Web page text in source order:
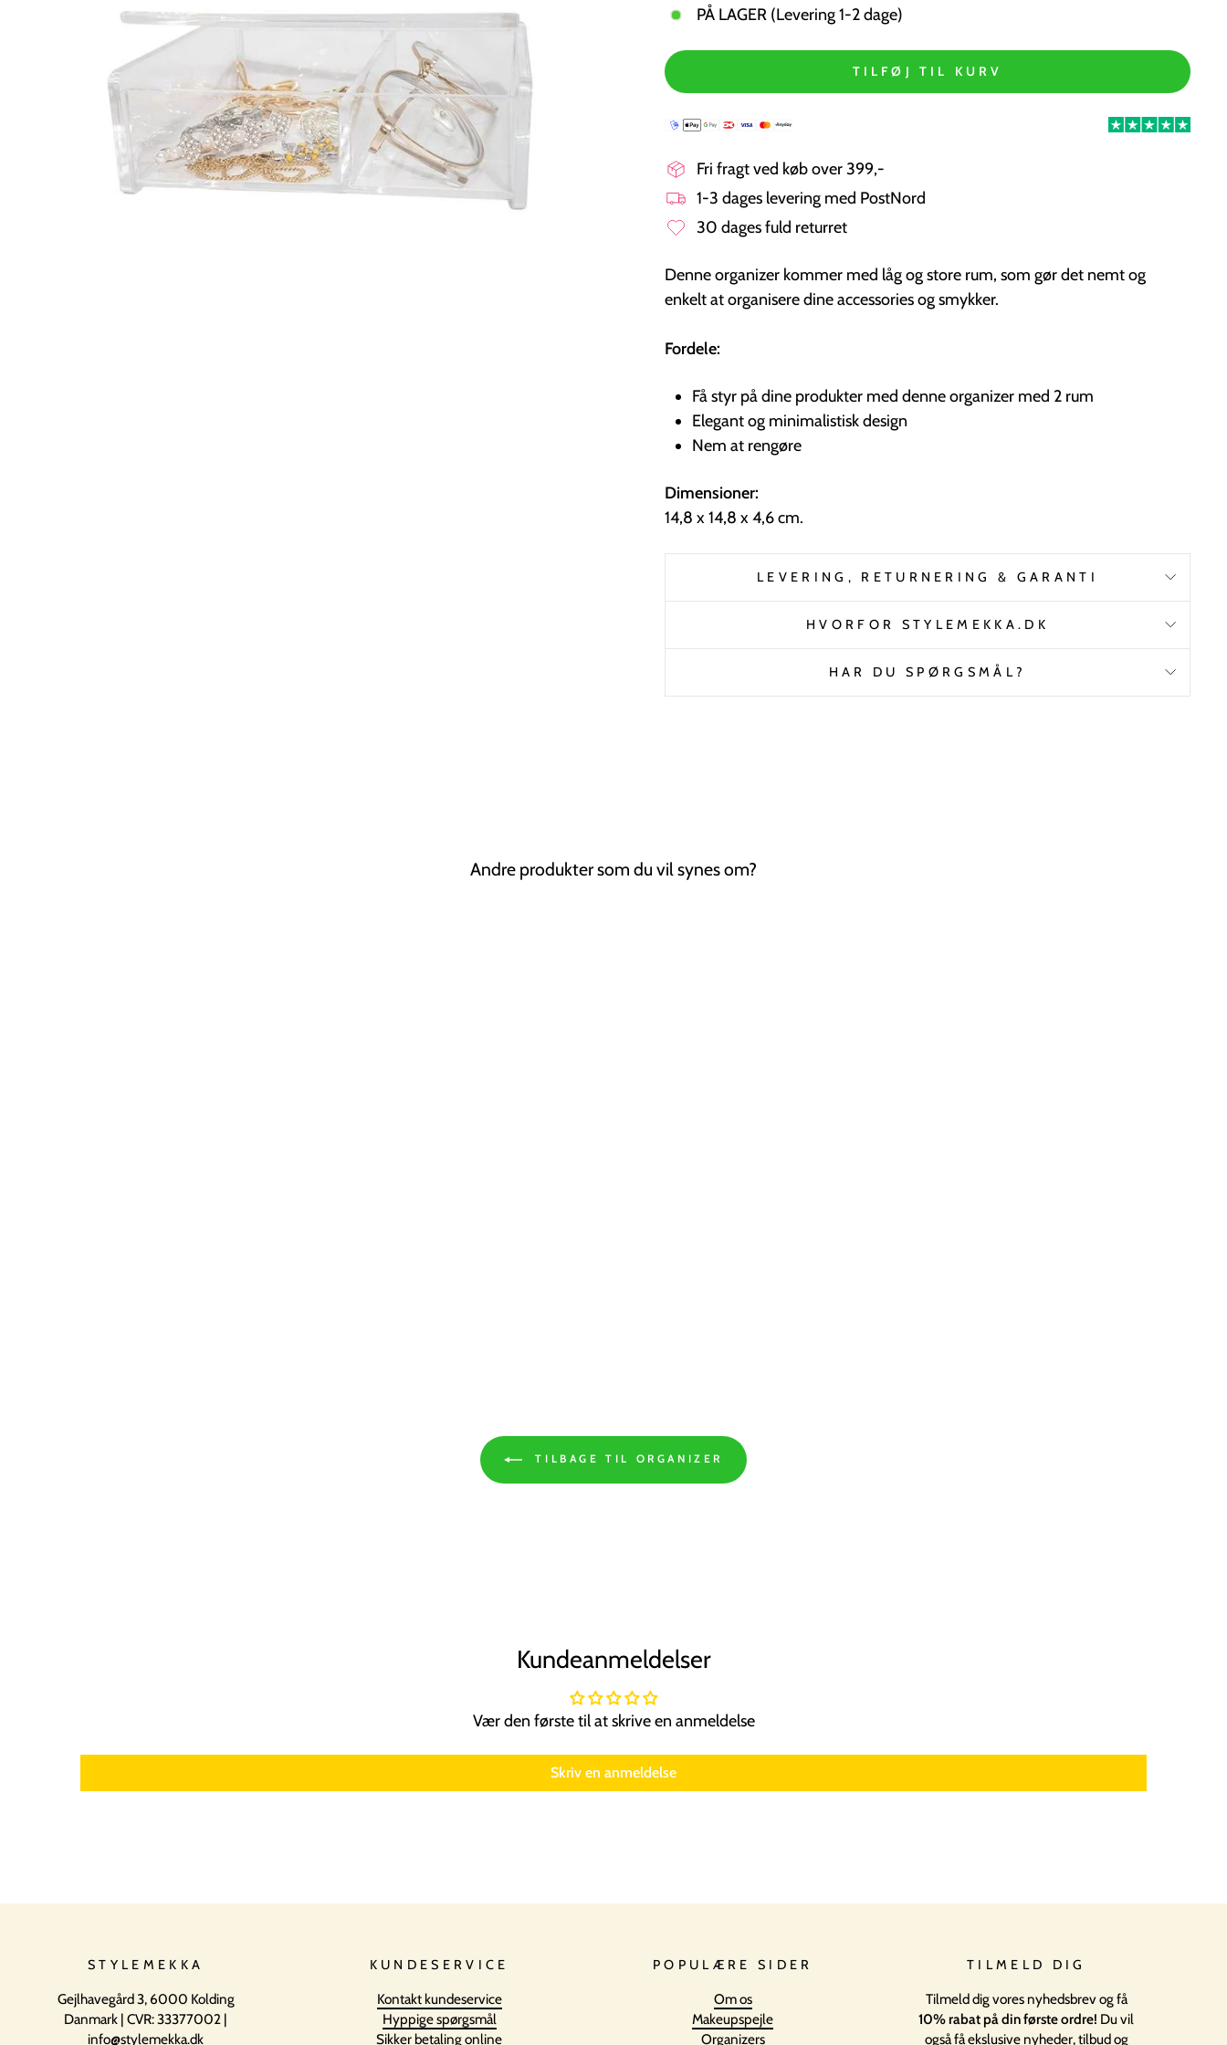
PÅ LAGER (Levering 1-2 dage)
TILFØJ TIL KURV
Fri fragt ved køb over 399,-
1-3 dages levering med PostNord
30 dages fuld returret
Denne organizer kommer med låg og store rum, som gør det nemt og
enkelt at organisere dine accessories og smykker.
Fordele:
Få styr på dine produkter med denne organizer med 2 rum
Elegant og minimalistisk design
Nem at rengøre
Dimensioner:
14,8 x 14,8 x 4,6 cm.
LEVERING, RETURNERING & GARANTI
HVORFOR STYLEMEKKA.DK
HAR DU SPØRGSMÅL?
Andre produkter som du vil synes om?
TILBAGE TIL ORGANIZER
Kundeanmeldelser
Vær den første til at skrive en anmeldelse
Skriv en anmeldelse
STYLEMEKKA
Gejlhavegård 3, 6000 Kolding
Danmark | CVR: 33377002 |
info@stylemekka.dk
KUNDESERVICE
Kontakt kundeservice
Hyppige spørgsmål
Sikker betaling online
POPULÆRE SIDER
Om os
Makeupspejle
Organizers
TILMELD DIG
Tilmeld dig vores nyhedsbrev og få
10% rabat på din første ordre! Du vil
også få ekslusive nyheder, tilbud og